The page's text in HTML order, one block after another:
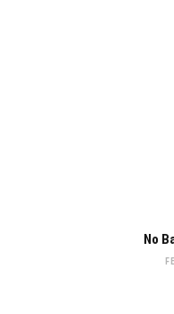
No